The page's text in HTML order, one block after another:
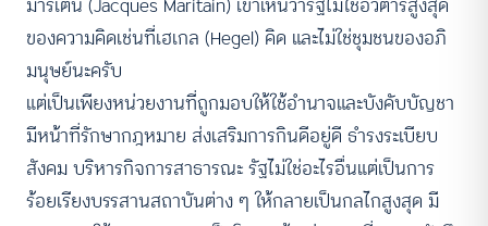
ของความคิดเช่นที่เฮเกล (Hegel) คิด และไม่ใช่ชุมชนของอภิ
มนุษย์นะครับ
แต่เป็นเพียงหน่วยงานที่ถูกมอบให้ใช้อำนาจและบังคับบัญชา
มีหน้าที่รักษากฎหมาย ส่งเสริมการกินดีอยู่ดี ธำรงระเบียบ
สังคม บริหารกิจการสาธารณะ รัฐไม่ใช่อะไรอื่นแต่เป็นการ
ร้อยเรียงบรรสานสถาบันต่าง ๆ ให้กลายเป็นกลไกสูงสุด มี